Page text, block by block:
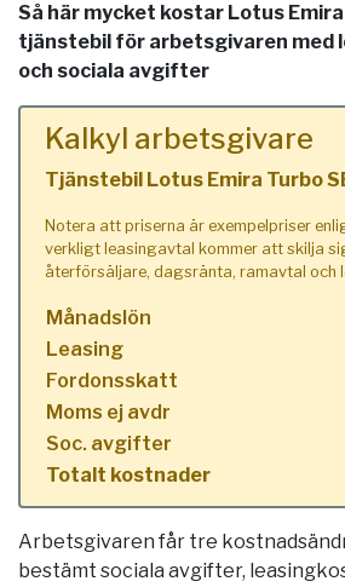
Så här mycket kostar Lotus Emira
tjänstebil för arbetsgivaren med
och sociala avgifter
Kalkyl arbetsgivare
Tjänstebil Lotus Emira Turbo
Notera att priserna är exempelpriser
verkligt leasingavtal kommer att skilja
återförsäljare, dagsränta, ramavtal och
Månadslön
Leasing
Fordonsskatt
Moms ej avdr
Soc. avgifter
Totalt kostnader
Arbetsgivaren får tre
bestämt sociala avgifter,